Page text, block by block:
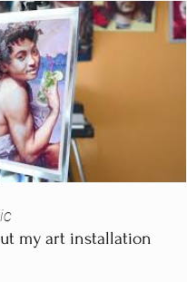
punto di vista. Il
con acrilico,
di creare colori
danno vita al mio
d'altra parte, mi ha
di lavorare con una
e di sfruttare la sua
aggiungere
lavoro.
installazioni-
my art installation